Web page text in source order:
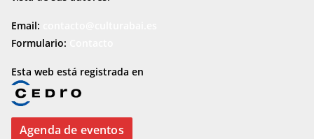
Email:
Formulario:
Esta web está registrada en
Agenda de eventos